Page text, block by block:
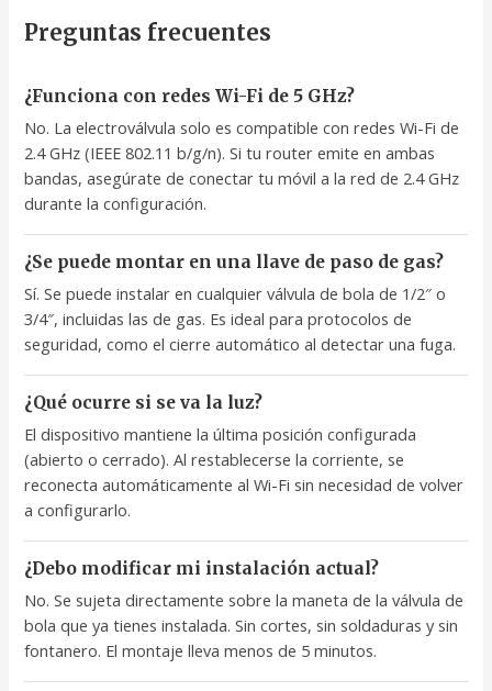
Preguntas frecuentes
¿Funciona con redes Wi-Fi de 5 GHz?
No. La electroválvula solo es compatible con redes Wi-Fi de
2.4 GHz (IEEE 802.11 b/g/n). Si tu router emite en ambas
bandas, asegúrate de conectar tu móvil a la red de 2.4 GHz
durante la configuración.
¿Se puede montar en una llave de paso de gas?
Sí. Se puede instalar en cualquier válvula de bola de 1/2″ o
3/4″, incluidas las de gas. Es ideal para protocolos de
seguridad, como el cierre automático al detectar una fuga.
¿Qué ocurre si se va la luz?
El dispositivo mantiene la última posición configurada
(abierto o cerrado). Al restablecerse la corriente, se
reconecta automáticamente al Wi-Fi sin necesidad de volver
a configurarlo.
¿Debo modificar mi instalación actual?
No. Se sujeta directamente sobre la maneta de la válvula de
bola que ya tienes instalada. Sin cortes, sin soldaduras y sin
fontanero. El montaje lleva menos de 5 minutos.